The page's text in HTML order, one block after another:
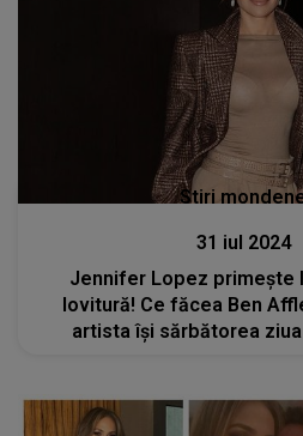
Stiri
31 iul 2024
Jennifer Lopez primește
lovitură! Ce făcea Ben
artista își sărbătorea